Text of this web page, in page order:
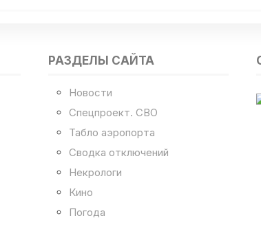
РАЗДЕЛЫ САЙТА
Новости
Спецпроект. СВО
Табло аэропорта
Сводка отключений
Некрологи
Кино
Погода